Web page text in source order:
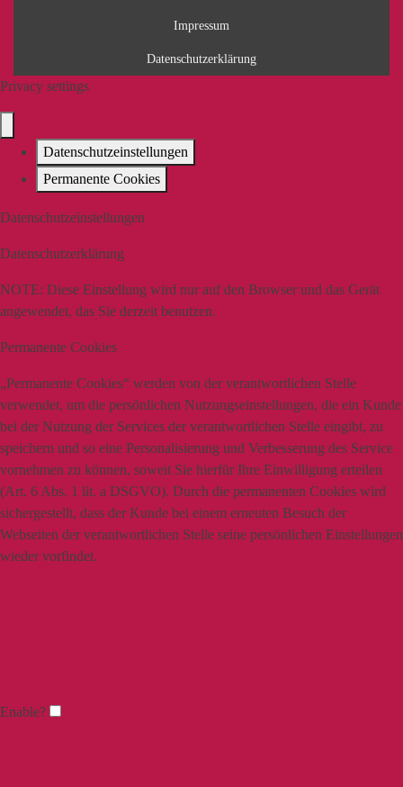
Impressum
Datenschutzerklärung
Privacy settings
Datenschutzeinstellungen
Permanente Cookies
Datenschutzeinstellungen
Datenschutzerklärung
NOTE: Diese Einstellung wird nur auf den Browser und das Gerät
angewendet, das Sie derzeit benutzen.
Permanente Cookies
„Permanente Cookies“ werden von der verantwortlichen Stelle
verwendet, um die persönlichen Nutzungseinstellungen, die ein Kunde
bei der Nutzung der Services der verantwortlichen Stelle eingibt, zu
speichern und so eine Personalisierung und Verbesserung des Service
vornehmen zu können, soweit Sie hierfür Ihre Einwilligung erteilen
(Art. 6 Abs. 1 lit. a DSGVO). Durch die permanenten Cookies wird
sichergestellt, dass der Kunde bei einem erneuten Besuch der
Webseiten der verantwortlichen Stelle seine persönlichen Einstellungen
wieder vorfindet.
Enable?